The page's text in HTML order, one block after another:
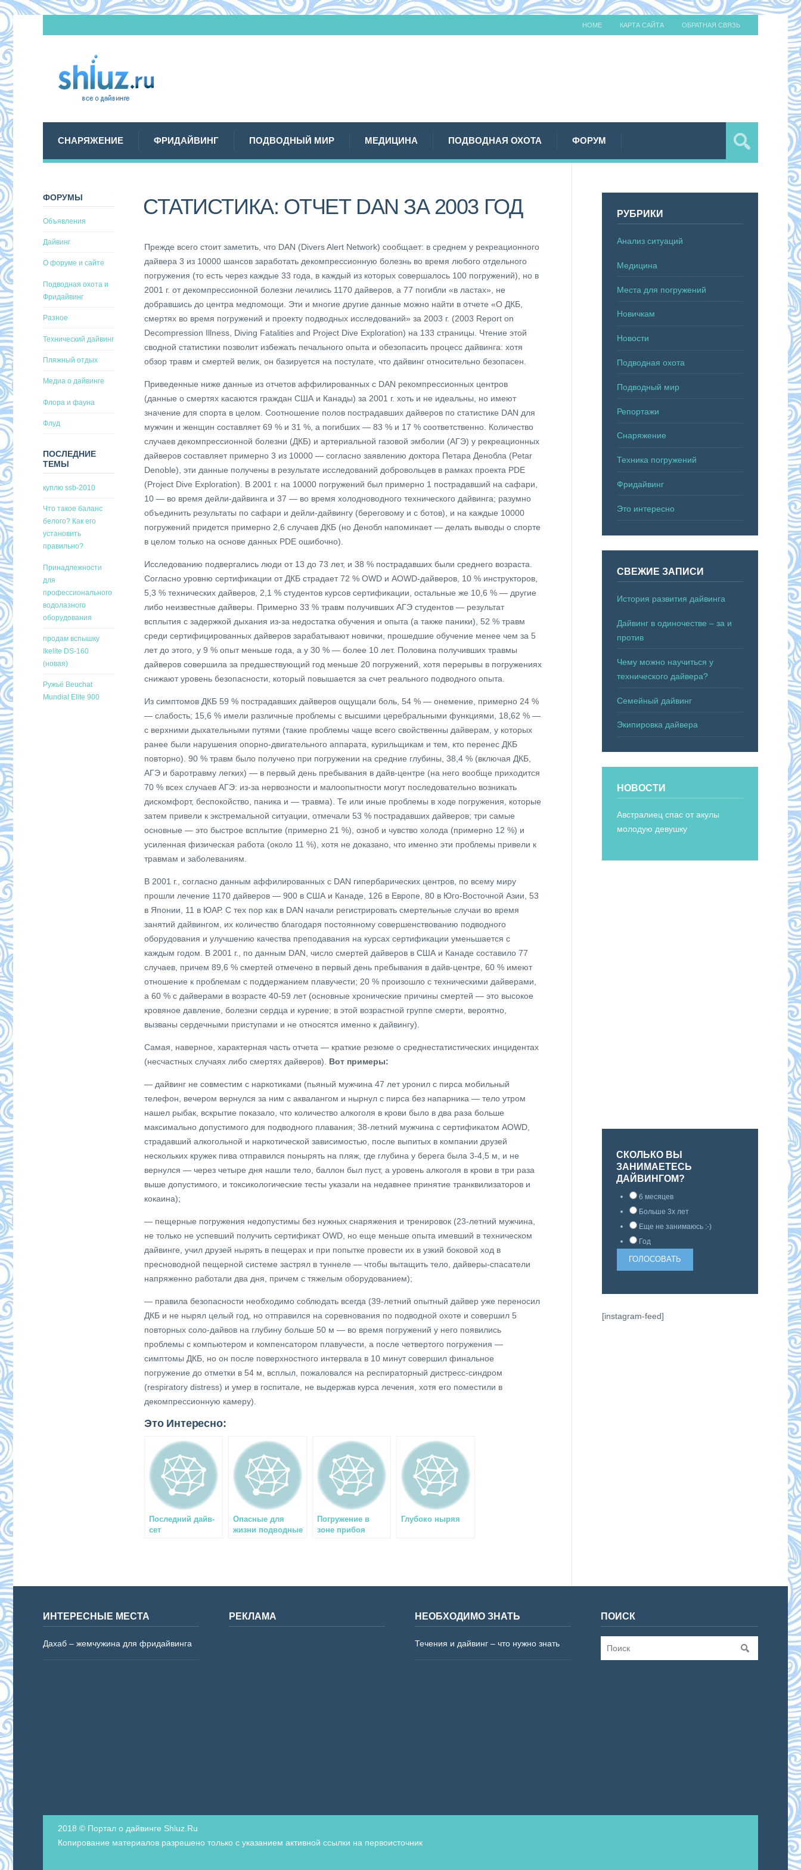
HOME КАРТА САЙТА ОБРАТНАЯ СВЯЗЬ
СНАРЯЖЕНИЕ ФРИДАЙВИНГ ПОДВОДНЫЙ МИР МЕДИЦИНА ПОДВОДНАЯ ОХОТА ФОРУМ
СТАТИСТИКА: ОТЧЕТ DAN ЗА 2003 ГОД
Прежде всего стоит заметить, что DAN (Divers Alert Network) сообщает: в среднем у рекреационного
дайвера 3 из 10000 шансов заработать декомпрессионную болезнь во время любого отдельного
погружения (то есть через каждые 33 года, в каждый из которых совершалось 100 погружений), но в
2001 г. от декомпрессионной болезни лечились 1170 дайверов, а 77 погибли «в ластах», не
добравшись до центра медпомощи. Эти и многие другие данные можно найти в отчете «О ДКБ,
смертях во время погружений и проекту подводных исследований» за 2003 г. (2003 Report on
Decompression Illness, Diving Fatalities and Project Dive Exploration) на 133 страницы. Чтение этой
сводной статистики позволит избежать печального опыта и обезопасить процесс дайвинга: хотя
обзор травм и смертей велик, он базируется на постулате, что дайвинг относительно безопасен.
Приведенные ниже данные из отчетов аффилированных с DAN рекомпрессионных центров
(данные о смертях касаются граждан США и Канады) за 2001 г. хоть и не идеальны, но имеют
значение для спорта в целом. Соотношение полов пострадавших дайверов по статистике DAN для
мужчин и женщин составляет 69 % и 31 %, а погибших — 83 % и 17 % соответственно. Количество
случаев декомпрессионной болезни (ДКБ) и артериальной газовой эмболии (АГЭ) у рекреационных
дайверов составляет примерно 3 из 10000 — согласно заявлению доктора Петара Денобла (Petar
Denoble), эти данные получены в результате исследований добровольцев в рамках проекта PDE
(Project Dive Exploration). В 2001 г. на 10000 погружений был примерно 1 пострадавший на сафари,
10 — во время дейли-дайвинга и 37 — во время холодноводного технического дайвинга; разумно
объединить результаты по сафари и дейли-дайвингу (береговому и с ботов), и на каждые 10000
погружений придется примерно 2,6 случаев ДКБ (но Денобл напоминает — делать выводы о спорте
в целом только на основе данных PDE ошибочно).
Исследованию подвергались люди от 13 до 73 лет, и 38 % пострадавших были среднего возраста.
Согласно уровню сертификации от ДКБ страдает 72 % OWD и AOWD-дайверов, 10 % инструкторов,
5,3 % технических дайверов, 2,1 % студентов курсов сертификации, остальные же 10,6 % — другие
либо неизвестные дайверы. Примерно 33 % травм получивших АГЭ студентов — результат
всплытия с задержкой дыхания из-за недостатка обучения и опыта (а также паники), 52 % травм
среди сертифицированных дайверов зарабатывают новички, прошедшие обучение менее чем за 5
лет до этого, у 9 % опыт меньше года, а у 30 % — более 10 лет. Половина получивших травмы
дайверов совершила за предшествующий год меньше 20 погружений, хотя перерывы в погружениях
снижают уровень безопасности, который повышается за счет реального подводного опыта.
Из симптомов ДКБ 59 % пострадавших дайверов ощущали боль, 54 % — онемение, примерно 24 %
— слабость; 15,6 % имели различные проблемы с высшими церебральными функциями, 18,62 % —
с верхними дыхательными путями (такие проблемы чаще всего свойственны дайверам, у которых
ранее были нарушения опорно-двигательного аппарата, курильщикам и тем, кто перенес ДКБ
повторно). 90 % травм было получено при погружении на средние глубины, 38,4 % (включая ДКБ,
АГЭ и баротравму легких) — в первый день пребывания в дайв-центре (на него вообще приходится
70 % всех случаев АГЭ: из-за нервозности и малоопытности могут последовательно возникать
дискомфорт, беспокойство, паника и — травма). Те или иные проблемы в ходе погружения, которые
затем привели к экстремальной ситуации, отмечали 53 % пострадавших дайверов; три самые
основные — это быстрое всплытие (примерно 21 %), озноб и чувство холода (примерно 12 %) и
усиленная физическая работа (около 11 %), хотя не доказано, что именно эти проблемы привели к
травмам и заболеваниям.
В 2001 г., согласно данным аффилированных с DAN гипербарических центров, по всему миру
прошли лечение 1170 дайверов — 900 в США и Канаде, 126 в Европе, 80 в Юго-Восточной Азии, 53
в Японии, 11 в ЮАР. С тех пор как в DAN начали регистрировать смертельные случаи во время
занятий дайвингом, их количество благодаря постоянному совершенствованию подводного
оборудования и улучшению качества преподавания на курсах сертификации уменьшается с
каждым годом. В 2001 г., по данным DAN, число смертей дайверов в США и Канаде составило 77
случаев, причем 89,6 % смертей отмечено в первый день пребывания в дайв-центре, 60 % имеют
отношение к проблемам с поддержанием плавучести; 20 % произошло с техническими дайверами,
а 60 % с дайверами в возрасте 40-59 лет (основные хронические причины смертей — это высокое
кровяное давление, болезни сердца и курение; в этой возрастной группе смерти, вероятно,
вызваны сердечными приступами и не относятся именно к дайвингу).
Самая, наверное, характерная часть отчета — краткие резюме о среднестатистических инцидентах
(несчастных случаях либо смертях дайверов). Вот примеры:
— дайвинг не совместим с наркотиками (пьяный мужчина 47 лет уронил с пирса мобильный
телефон, вечером вернулся за ним с аквалангом и нырнул с пирса без напарника — тело утром
нашел рыбак, вскрытие показало, что количество алкоголя в крови было в два раза больше
максимально допустимого для подводного плавания; 38-летний мужчина с сертификатом AOWD,
страдавший алкогольной и наркотической зависимостью, после выпитых в компании друзей
нескольких кружек пива отправился понырять на пляж, где глубина у берега была 3-4,5 м, и не
вернулся — через четыре дня нашли тело, баллон был пуст, а уровень алкоголя в крови в три раза
выше допустимого, и токсикологические тесты указали на недавнее принятие транквилизаторов и
кокаина);
— пещерные погружения недопустимы без нужных снаряжения и тренировок (23-летний мужчина,
не только не успевший получить сертификат OWD, но еще меньше опыта имевший в техническом
дайвинге, учил друзей нырять в пещерах и при попытке провести их в узкий боковой ход в
пресноводной пещерной системе застрял в туннеле — чтобы вытащить тело, дайверы-спасатели
напряженно работали два дня, причем с тяжелым оборудованием);
— правила безопасности необходимо соблюдать всегда (39-летний опытный дайвер уже переносил
ДКБ и не нырял целый год, но отправился на соревнования по подводной охоте и совершил 5
повторных соло-дайвов на глубину больше 50 м — во время погружений у него появились
проблемы с компьютером и компенсатором плавучести, а после четвертого погружения —
симптомы ДКБ, но он после поверхностного интервала в 10 минут совершил финальное
погружение до отметки в 54 м, всплыл, пожаловался на респираторный дистресс-синдром
(respiratory distress) и умер в госпитале, не выдержав курса лечения, хотя его поместили в
декомпрессионную камеру).
Это Интересно:
Последний дайв-
сет
Опасные для
жизни подводные
Погружение в
зоне прибоя
Глубоко ныряя
ФОРУМЫ
Объявления
Дайвинг
О форуме и сайте
Подводная охота и
Фридайвинг
Разное
Технический дайвинг
Пляжный отдых
Медиа о дайвинге
Флора и фауна
Флуд
ПОСЛЕДНИЕ
ТЕМЫ
куплю ssb-2010
Что такое баланс
белого? Как его
установить
правильно?
Принадлежности
для
профессионального
водолазного
оборудования
продам вспышку
Ikelite DS-160
(новая)
Ружьё Beuchat
Mundial Elite 900
РУБРИКИ
Анализ ситуаций
Медицина
Места для погружений
Новичкам
Новости
Подводная охота
Подводный мир
Репортажи
Снаряжение
Техника погружений
Фридайвинг
Это интересно
СВЕЖИЕ ЗАПИСИ
История развития дайвинга
Дайвинг в одиночестве – за и
против
Чему можно научиться у
технического дайвера?
Семейный дайвинг
Экипировка дайвера
НОВОСТИ
Австралиец спас от акулы
молодую девушку
СКОЛЬКО ВЫ
ЗАНИМАЕТЕСЬ
ДАЙВИНГОМ?
6 месяцев
Больше 3х лет
Еще не занимаюсь :-)
Год
[instagram-feed]
ИНТЕРЕСНЫЕ МЕСТА
Дахаб – жемчужина для фридайвинга
РЕКЛАМА НЕОБХОДИМО ЗНАТЬ
Течения и дайвинг – что нужно знать
ПОИСК
2018 © Портал о дайвинге Shluz.Ru
Копирование материалов разрешено только с указанием активной ссылки на первоисточник